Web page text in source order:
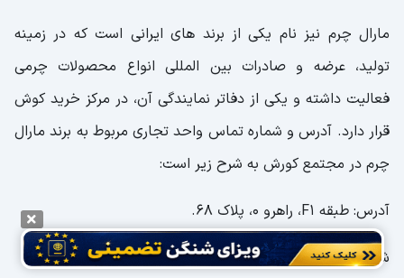
مارال چرم نیز نام یکی از برند های ایرانی است که در زمینه
تولید، عرضه و صادرات بین المللی انواع محصولات چرمی
فعالیت داشته و یکی از دفاتر نمایندگی آن، در مرکز خرید کوش
قرار دارد. آدرس و شماره تماس واحد تجاری مربوط به برند مارال
چرم در مجتمع کورش به شرح زیر است:
آدرس: طبقه F1، راهرو 0، پلاک 68.
شماره تماس: 02144971746.